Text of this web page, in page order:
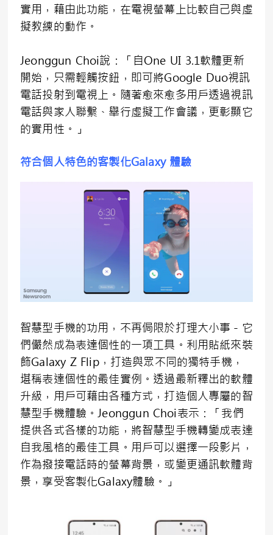
實用，藉由此功能，在電視螢幕上比較自己與虛
擬教練的動作。
Jeonggun Choi說：「自One UI 3.1軟體更新
開始，只需輕觸按鈕，即可將Google Duo視訊
電話投射到電視上。隨著愈來愈多用戶透過視訊
電話與家人聯繫、舉行虛擬工作會議，更彰顯它
的實用性。」
符合個人特色的客製化Galaxy 體驗
智慧型手機的功用，不再侷限於打理大小事－它
們儼然成為表達個性的一項工具。利用貼紙來裝
飾Galaxy Z Flip，打造與眾不同的獨特手機，
堪稱表達個性的最佳實例。透過最新釋出的軟體
升級，用戶可藉由各種方式，打造個人專屬的智
慧型手機體驗。Jeonggun Choi表示：「我們
提供各式各樣的功能，將智慧型手機轉變成表達
自我風格的最佳工具。用戶可以選擇一段影片，
作為撥接電話時的螢幕背景，或變更通訊軟體背
景，享受客製化Galaxy體驗。」